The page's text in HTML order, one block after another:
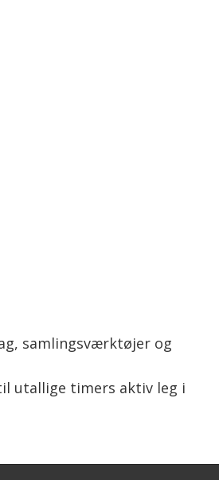
samlingsværktøjer og
utallige timers aktiv leg i